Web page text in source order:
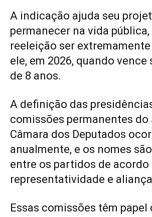
A indicação ajuda seu
permanecer na vida pública,
reeleição ser
ele, em 2026, quando vence
de 8 anos.
A definição das
comissões permanentes do
Câmara dos Deputados
anualmente, e os nomes
entre os partidos de acordo
representatividade e
Essas comissões têm papel